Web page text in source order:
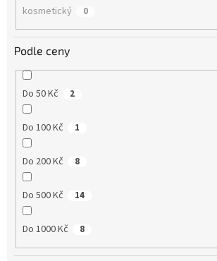
kosmetický 0
Podle ceny
Do 50 Kč 2
Do 100 Kč 1
Do 200 Kč 8
Do 500 Kč 14
Do 1000 Kč 8